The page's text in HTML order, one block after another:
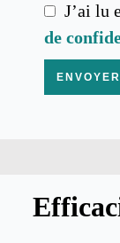
J’ai lu
de
ENVOYER